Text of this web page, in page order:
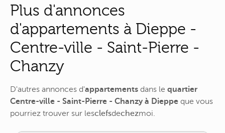
Plus d'annonces
d'appartements à Dieppe -
Centre-ville - Saint-Pierre -
Chanzy
D'autres annonces d'appartements dans le quartier
Centre-ville - Saint-Pierre - Chanzy à Dieppe que vous
pourriez trouver sur lesclefsdechezmoi.